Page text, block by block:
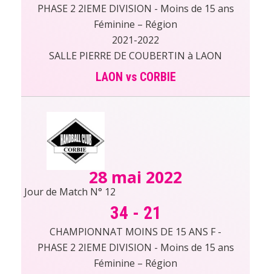
PHASE 2 2IEME DIVISION - Moins de 15 ans
Féminine – Région
2021-2022
SALLE PIERRE DE COUBERTIN à LAON
LAON vs CORBIE
28 mai 2022
Jour de Match N° 12
34 - 21
CHAMPIONNAT MOINS DE 15 ANS F -
PHASE 2 2IEME DIVISION - Moins de 15 ans
Féminine – Région